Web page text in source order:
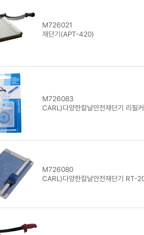
M726021
재단기(APT-420)
M726083
CARL)다양한칼날안전재단기 리필
M726080
CARL)다양한칼날안전재단기 RT-